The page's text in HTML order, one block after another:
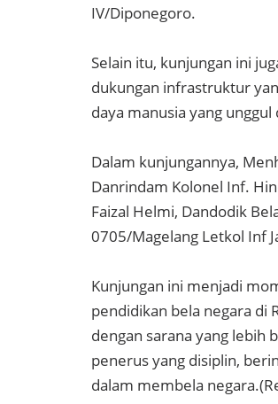
IV/Diponegoro.
Selain itu, kunjungan ini
dukungan infrastruktur
daya manusia yang
Dalam kunjungannya,
Danrindam Kolonel Inf.
Faizal Helmi, Dandodik
0705/Magelang Letkol Inf
Kunjungan ini menjadi
pendidikan bela negara di
dengan sarana yang lebih
penerus yang disiplin,
dalam membela